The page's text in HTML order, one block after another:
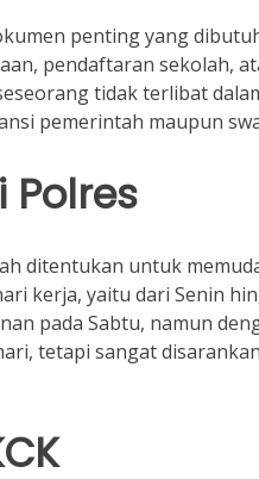
penting yang
pendaftaran sekolah,
tidak terlibat
pemerintah maupun
Polres
ditentukan untuk
kerja, yaitu dari Senin
pada Sabtu, namun
tetapi sangat